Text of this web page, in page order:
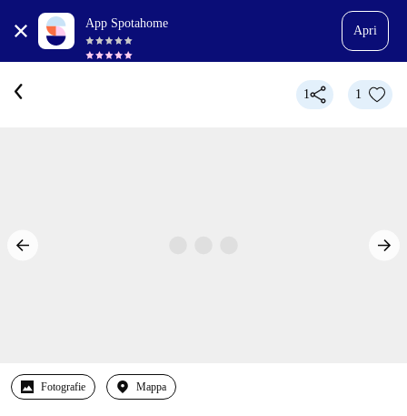
App Spotahome
Apri
1 1
Fotografie Mappa